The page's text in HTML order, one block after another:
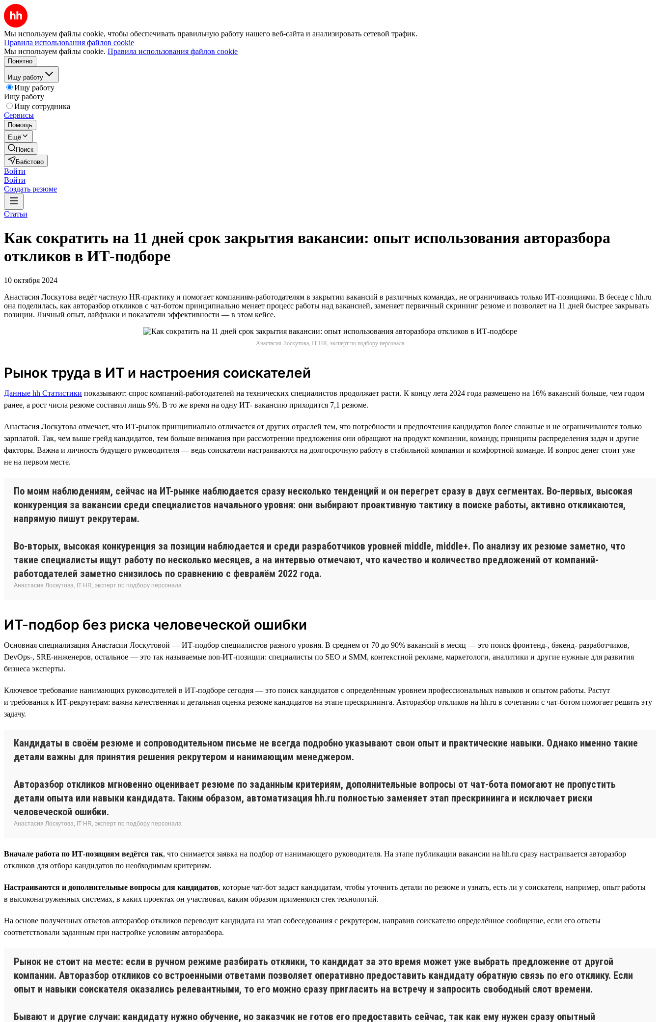
Мы используем файлы cookie, чтобы обеспечивать правильную работу нашего веб-сайта и анализировать сетевой трафик.
Правила использования файлов cookie
Мы используем файлы cookie. Правила использования файлов cookie
Понятно
Ищу работу
Ищу работу
Ищу работу
Ищу сотрудника
Сервисы
Помощь
Ещё
Поиск
Бабстово
Войти
Войти
Создать резюме
Статьи
Как сократить на 11 дней срок закрытия вакансии: опыт использования авторазбора
откликов в ИТ-подборе
10 октября 2024
Анастасия Лоскутова ведёт частную HR-практику и помогает компаниям-работодателям в закрытии вакансий в различных командах, не ограничиваясь только ИТ-позициями. В беседе с hh.ru
она поделилась, как авторазбор откликов с чат-ботом принципиально меняет процесс работы над вакансией, заменяет первичный скрининг резюме и позволяет на 11 дней быстрее закрывать
позиции. Личный опыт, лайфхаки и показатели эффективности — в этом кейсе.
Анастасия Лоскутова, IT HR, эксперт по подбору персонала
Рынок труда в ИТ и настроения соискателей
Данные hh Статистики показывают: спрос компаний-работодателей на технических специалистов продолжает расти. К концу лета 2024 года размещено на 16% вакансий больше, чем годом
ранее, а рост числа резюме составил лишь 9%. В то же время на одну ИТ- вакансию приходится 7,1 резюме.
Анастасия Лоскутова отмечает, что ИТ-рынок принципиально отличается от других отраслей тем, что потребности и предпочтения кандидатов более сложные и не ограничиваются только
зарплатой. Так, чем выше грейд кандидатов, тем больше внимания при рассмотрении предложения они обращают на продукт компании, команду, принципы распределения задач и другие
факторы. Важна и личность будущего руководителя — ведь соискатели настраиваются на долгосрочную работу в стабильной компании и комфортной команде. И вопрос денег стоит уже
не на первом месте.
По моим наблюдениям, сейчас на ИТ-рынке наблюдается сразу несколько тенденций и он перегрет сразу в двух сегментах. Во-первых, высокая
конкуренция за вакансии среди специалистов начального уровня: они выбирают проактивную тактику в поиске работы, активно откликаются,
напрямую пишут рекрутерам.
Во-вторых, высокая конкуренция за позиции наблюдается и среди разработчиков уровней middle, middle+. По анализу их резюме заметно, что
такие специалисты ищут работу по несколько месяцев, а на интервью отмечают, что качество и количество предложений от компаний-
работодателей заметно снизилось по сравнению с февралём 2022 года.
Анастасия Лоскутова, IT HR, эксперт по подбору персонала
ИТ-подбор без риска человеческой ошибки
Основная специализация Анастасии Лоскутовой — ИТ-подбор специалистов разного уровня. В среднем от 70 до 90% вакансий в месяц — это поиск фронтенд-, бэкенд- разработчиков,
DevOps-, SRE-инженеров, остальное — это так называемые non-ИТ-позиции: специалисты по SEO и SMM, контекстной рекламе, маркетологи, аналитики и другие нужные для развития
бизнеса эксперты.
Ключевое требование нанимающих руководителей в ИТ-подборе сегодня — это поиск кандидатов с определённым уровнем профессиональных навыков и опытом работы. Растут
и требования к ИТ-рекрутерам: важна качественная и детальная оценка резюме кандидатов на этапе прескрининга. Авторазбор откликов на hh.ru в сочетании с чат-ботом помогает решить эту
задачу.
Кандидаты в своём резюме и сопроводительном письме не всегда подробно указывают свои опыт и практические навыки. Однако именно такие
детали важны для принятия решения рекрутером и нанимающим менеджером.
Авторазбор откликов мгновенно оценивает резюме по заданным критериям, дополнительные вопросы от чат-бота помогают не пропустить
детали опыта или навыки кандидата. Таким образом, автоматизация hh.ru полностью заменяет этап прескрининга и исключает риски
человеческой ошибки.
Анастасия Лоскутова, IT HR, эксперт по подбору персонала
Вначале работа по ИТ-позициям ведётся так, что снимается заявка на подбор от нанимающего руководителя. На этапе публикации вакансии на hh.ru сразу настраивается авторазбор
откликов для отбора кандидатов по необходимым критериям.
Настраиваются и дополнительные вопросы для кандидатов, которые чат-бот задаст кандидатам, чтобы уточнить детали по резюме и узнать, есть ли у соискателя, например, опыт работы
в высоконагруженных системах, в каких проектах он участвовал, каким образом применялся стек технологий.
На основе полученных ответов авторазбор откликов переводит кандидата на этап собеседования с рекрутером, направив соискателю определённое сообщение, если его ответы
соответствовали заданным при настройке условиям авторазбора.
Рынок не стоит на месте: если в ручном режиме разбирать отклики, то кандидат за это время может уже выбрать предложение от другой
компании. Авторазбор откликов со встроенными ответами позволяет оперативно предоставить кандидату обратную связь по его отклику. Если
опыт и навыки соискателя оказались релевантными, то его можно сразу пригласить на встречу и запросить свободный слот времени.
Бывают и другие случаи: кандидату нужно обучение, но заказчик не готов его предоставить сейчас, так как ему нужен сразу опытный